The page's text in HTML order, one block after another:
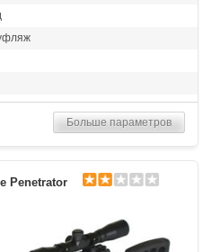
(35,6 см)
оптический прицел 4х32, кивер
натяжитель Talon, 3 карбоновые
воск; "Голый": воск
Больше параметров
Penetrator